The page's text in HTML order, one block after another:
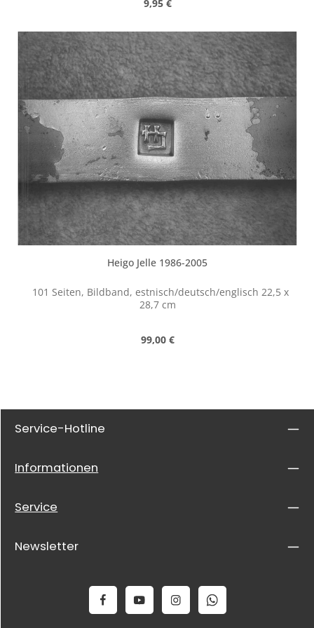
vergriffen - wir haben noch einige Restexemplare,
diese solange Vorrat reicht.
9,95 €
Heigo Jelle 1986-2005
101 Seiten, Bildband, estnisch/deutsch/englisch 22,5 x
28,7 cm
Regulärer Preis:
99,00 €
Service-Hotline
Informationen
Service
Newsletter